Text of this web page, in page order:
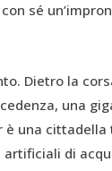
sé
Dietro la
una
una cittadella
di